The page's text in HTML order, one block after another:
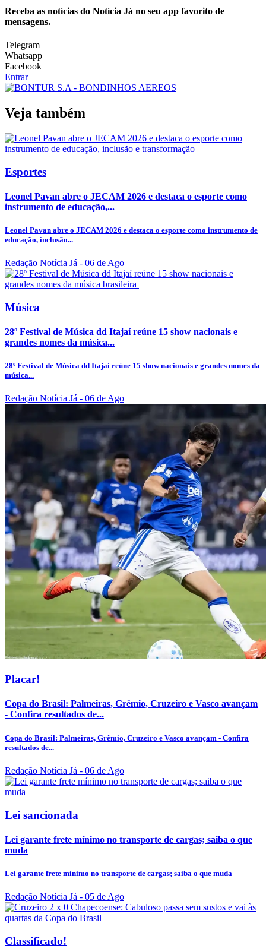
Receba as notícias do Notícia Já no seu app favorito de
mensagens.
Telegram
Whatsapp
Facebook
Entrar
Veja também
Esportes
Leonel Pavan abre o JECAM 2026 e destaca o esporte como
instrumento de educação,...
Leonel Pavan abre o JECAM 2026 e destaca o esporte como instrumento de
educação, inclusão...
Redação Notícia Já - 06 de Ago
Música
28º Festival de Música dd Itajaí reúne 15 show nacionais e
grandes nomes da música...
28º Festival de Música dd Itajaí reúne 15 show nacionais e grandes nomes da
música...
Redação Notícia Já - 06 de Ago
Placar!
Copa do Brasil: Palmeiras, Grêmio, Cruzeiro e Vasco avançam
- Confira resultados de...
Copa do Brasil: Palmeiras, Grêmio, Cruzeiro e Vasco avançam - Confira
resultados de...
Redação Notícia Já - 06 de Ago
Lei sancionada
Lei garante frete mínimo no transporte de cargas; saiba o que
muda
Lei garante frete mínimo no transporte de cargas; saiba o que muda
Redação Notícia Já - 05 de Ago
Classificado!